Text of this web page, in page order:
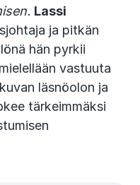
Lassi
ja pitkän
hän pyrkii
vastuuta
läsnöolon ja
tärkeimmäksi